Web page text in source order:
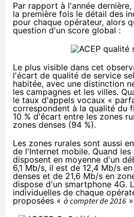
Par rapport à l'année
la première fois le détail des
pour chaque opérateur, alors
question d'un score global :
Le plus visible dans cet
l'écart de qualité de service
habitée, avec une distinction
les campagnes et les villes.
le taux d'appels vocaux «
correspondent à la qualité du
10 % d'écart entre les zones
zones denses (94 %).
Les zones rurales sont aussi
de l'Internet mobile. Quand les
disposent en moyenne d'un
6,1 Mb/s, il est de 12,4 Mb/s
denses et de 21,6 Mb/s en
dispose d'un smartphone 4G.
individuelles de chaque
proposées « à compter de 2016